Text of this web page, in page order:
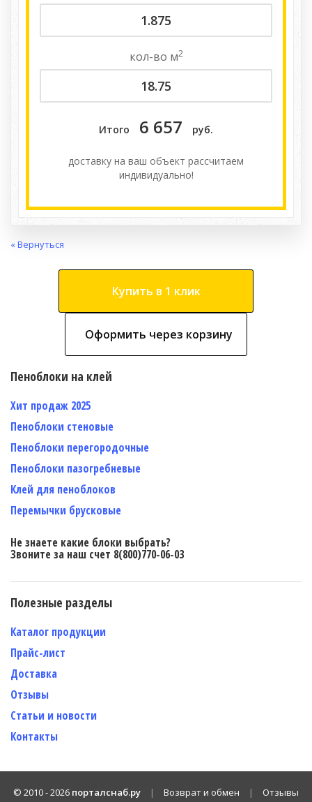
кол-во м2
Итого 6 657 руб.
доставку на ваш объект расcчитаем
индивидуально!
« Вернуться
Купить в 1 клик
Оформить через корзину
Пеноблоки на клей
Хит продаж 2025
Пеноблоки стеновые
Пеноблоки перегородочные
Пеноблоки пазогребневые
Клей для пеноблоков
Перемычки брусковые
Не знаете какие блоки выбрать?
Звоните за наш счет 8(800)770-06-03
Полезные разделы
Каталог продукции
Прайс-лист
Доставка
Отзывы
Статьи и новости
Контакты
© 2010 -2026 порталснаб.ру | Возврат и обмен | Отзывы